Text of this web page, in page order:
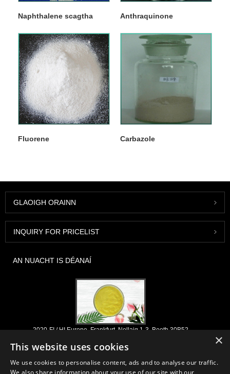
Naphthalene scagtha Anthraquinone
Fluorene Carbazole
GLAOIGH ORAINN
INQUIRY FOR PRICELIST
AN NUACHT IS DÉANAÍ
2020-FI / HI Europe, Frankfurt, Nollaig 1-3, Booth 30B52
2021/03/30
Déanaimid na comhábhair agus na táirgí riachtanacha a fhorbairt, a
mhargú agus a dháileadh do thionscail nutraceuticals, forlíonta agus
×
This website uses cookies
We use cookies to personalise content, ads and to analyse our traffic.
We also share information about your use of our site with our